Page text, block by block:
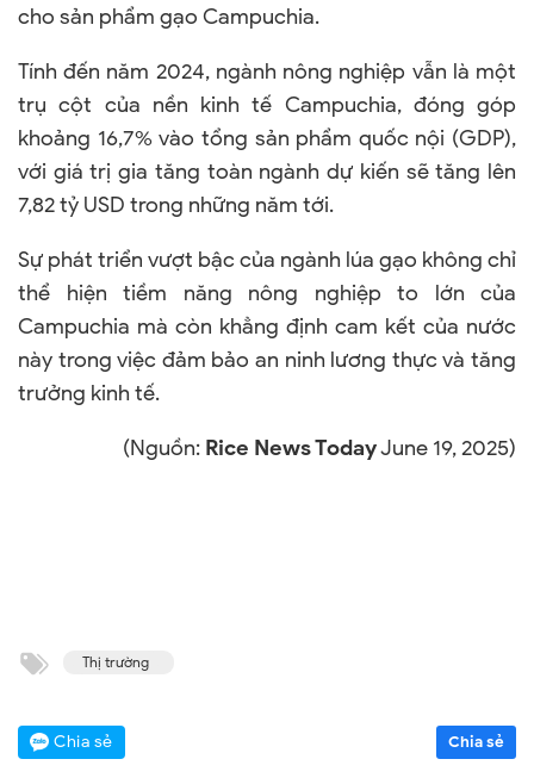
cho sản phẩm gạo Campuchia.
Tính đến năm 2024, ngành nông nghiệp vẫn là một
trụ cột của nền kinh tế Campuchia, đóng góp
khoảng 16,7% vào tổng sản phẩm quốc nội (GDP),
với giá trị gia tăng toàn ngành dự kiến sẽ tăng lên
7,82 tỷ USD trong những năm tới.
Sự phát triển vượt bậc của ngành lúa gạo không chỉ
thể hiện tiềm năng nông nghiệp to lớn của
Campuchia mà còn khẳng định cam kết của nước
này trong việc đảm bảo an ninh lương thực và tăng
trưởng kinh tế.
(Nguồn: Rice News TodayJune 19, 2025)
Thị trường
Chia sẻ Chia sẻ